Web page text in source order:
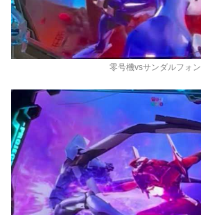
零号機vsサンダルフォン